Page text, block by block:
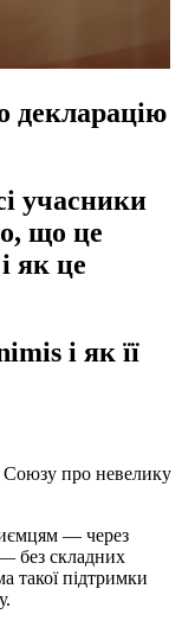
декларацію
учасники
що це
як це
і як її
про невелику
— через
— без складних
такої підтримки